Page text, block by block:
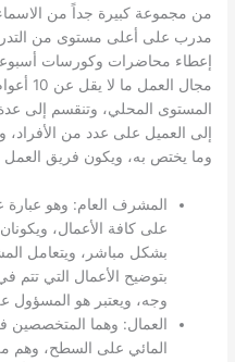
من مجموعة كبيرة جداً من
مدرب على أعلى مستوى من
إعطاء محاضرات وكورسات
مجال
المستوى المحلي، وتنقسم إلى
إلى العميل على عدد من
وما يختص به، ويكون فريق العمل
المشرف العام: وهو
على كافة الأعمال،
بشكل مباشر، ويتعامل
بتوضيح الأعمال التي تتم
وجه، ويعتبر هو المسؤول
العمال: وهما
المائي على السطح، وهم